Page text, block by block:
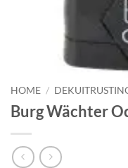
HOME /
Burg Wächter